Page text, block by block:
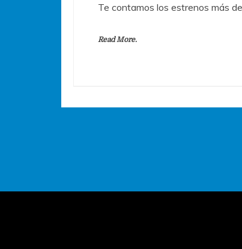
Te contamos los estrenos más
Read More.